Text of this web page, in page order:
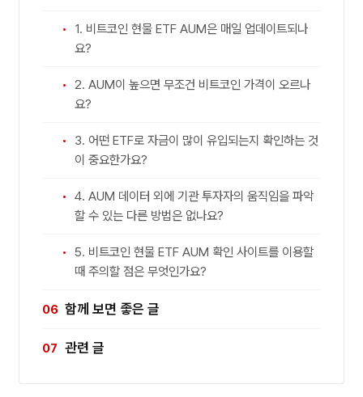
1. 비트코인 현물 ETF AUM은 매일 업데이트되나
요?
2. AUM이 높으면 무조건 비트코인 가격이 오르나
요?
3. 어떤 ETF로 자금이 많이 유입되는지 확인하는 것
이 중요한가요?
4. AUM 데이터 외에 기관 투자자의 움직임을 파악
할 수 있는 다른 방법은 없나요?
5. 비트코인 현물 ETF AUM 확인 사이트를 이용할
때 주의할 점은 무엇인가요?
함께 보면 좋은 글
관련 글